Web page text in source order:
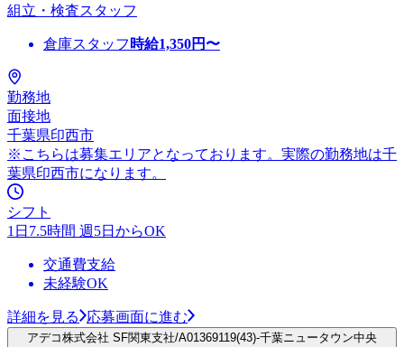
組立・検査スタッフ
倉庫スタッフ 時給1,350円〜
勤務地
面接地
千葉県印西市
※こちらは募集エリアとなっております。実際の勤務地は千
葉県印西市になります。
シフト
1日7.5時間 週5日からOK
交通費支給
未経験OK
詳細を見る 応募画面に進む
アデコ株式会社 SF関東支社/A01369119(43)-千葉ニュータウン中央